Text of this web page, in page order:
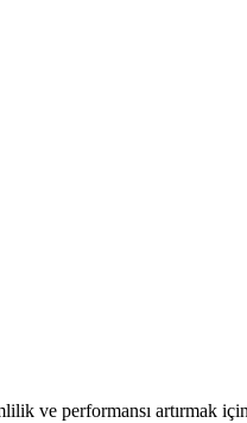
ve performansı artırmak